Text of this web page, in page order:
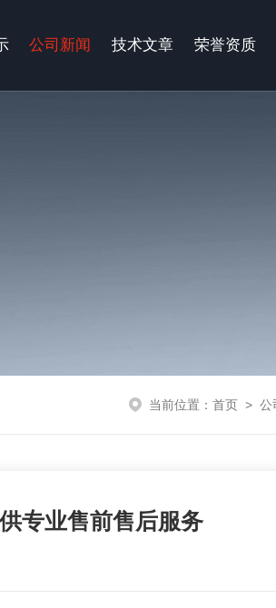
公司新闻 技术文章 荣誉资质
当前位置： 首页 > 公
专业售前售后服务